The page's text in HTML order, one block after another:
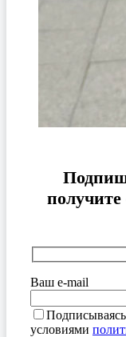
Ваш e-mail
условиями